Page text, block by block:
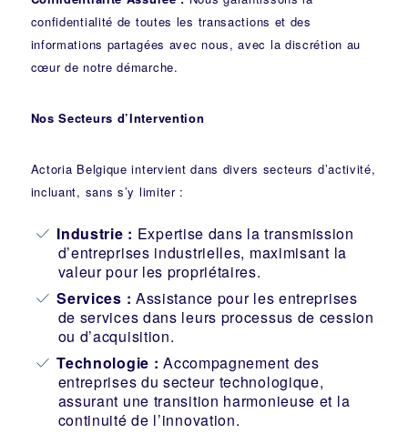
confidentialité de toutes les transactions et des
informations partagées avec nous, avec la discrétion au
cœur de notre démarche.
Nos Secteurs d’Intervention
Actoria Belgique intervient dans divers secteurs d’activité,
incluant, sans s’y limiter :
Industrie : Expertise dans la transmission
d’entreprises industrielles, maximisant la
valeur pour les propriétaires.
Services : Assistance pour les entreprises
de services dans leurs processus de cession
ou d’acquisition.
Technologie : Accompagnement des
entreprises du secteur technologique,
assurant une transition harmonieuse et la
continuité de l’innovation.